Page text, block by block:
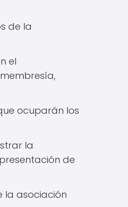
de la
el
ocuparán los
la
de
la asociación